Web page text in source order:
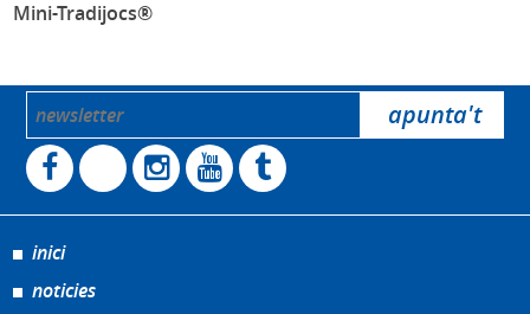
Mini-Tradijocs®
inici
noticies